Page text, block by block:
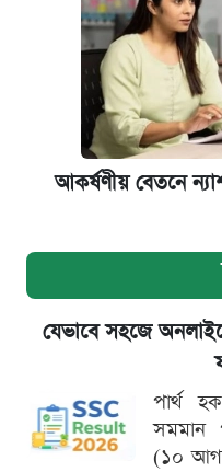
আকর্ষণীয় বেতনে
যেভাবে সহজে
পার্থ
সমমান
(১০